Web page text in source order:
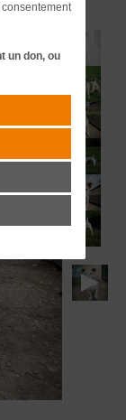
un don, ou